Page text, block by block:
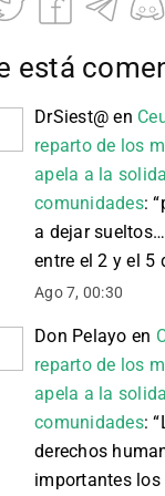
está
DrSiest@ en
reparto de los
apela a la
comunidades: “
a dejar
entre el 2 y el 5
Ago 7, 00:30
Don Pelayo en
reparto de los
apela a la
comunidades: “
derechos
importantes